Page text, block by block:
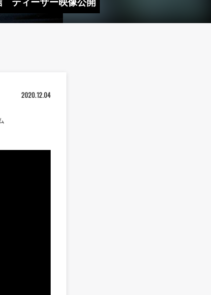
ティーザー映像公開
2020.12.04